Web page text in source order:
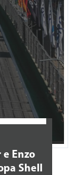
Enzo
Shell